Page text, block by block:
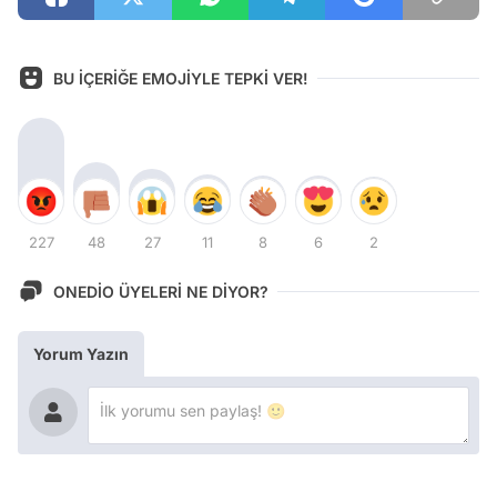
BU İÇERİĞE EMOJİYLE TEPKİ VER!
227 48 27 11 8 6 2
ONEDİO ÜYELERİ NE DİYOR?
Yorum Yazın